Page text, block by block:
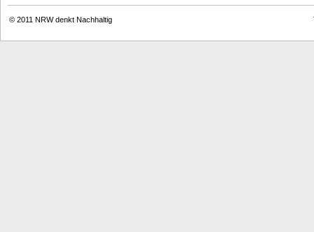
© 2011 NRW denkt Nachhaltig